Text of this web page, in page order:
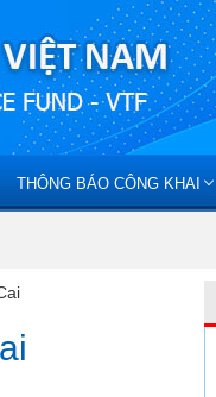
THÔNG BÁO CÔNG KHAI